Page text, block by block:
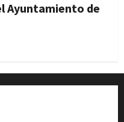
Ayuntamiento de